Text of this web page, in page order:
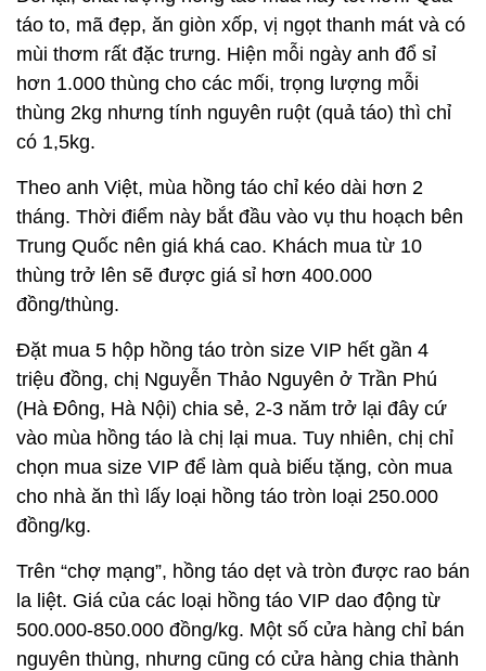
táo to, mã đẹp, ăn giòn xốp, vị ngọt thanh mát và có
mùi thơm rất đặc trưng. Hiện mỗi ngày anh đổ sỉ
hơn 1.000 thùng cho các mối, trọng lượng mỗi
thùng 2kg nhưng tính nguyên ruột (quả táo) thì chỉ
có 1,5kg.
Theo anh Việt, mùa hồng táo chỉ kéo dài hơn 2
tháng. Thời điểm này bắt đầu vào vụ thu hoạch bên
Trung Quốc nên giá khá cao. Khách mua từ 10
thùng trở lên sẽ được giá sỉ hơn 400.000
đồng/thùng.
Đặt mua 5 hộp hồng táo tròn size VIP hết gần 4
triệu đồng, chị Nguyễn Thảo Nguyên ở Trần Phú
(Hà Đông, Hà Nội) chia sẻ, 2-3 năm trở lại đây cứ
vào mùa hồng táo là chị lại mua. Tuy nhiên, chị chỉ
chọn mua size VIP để làm quà biếu tặng, còn mua
cho nhà ăn thì lấy loại hồng táo tròn loại 250.000
đồng/kg.
Trên “chợ mạng”, hồng táo dẹt và tròn được rao bán
la liệt. Giá của các loại hồng táo VIP dao động từ
500.000-850.000 đồng/kg. Một số cửa hàng chỉ bán
nguyên thùng, nhưng cũng có cửa hàng chia thành